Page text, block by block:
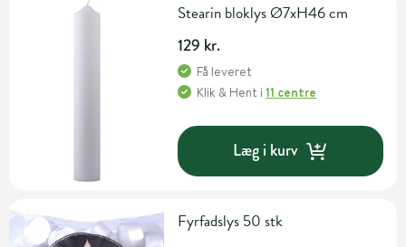
Stearin bloklys Ø7xH46 cm
129 kr.
Få leveret
Klik & Hent i11 centre
Læg i kurv
Fyrfadslys 50 stk